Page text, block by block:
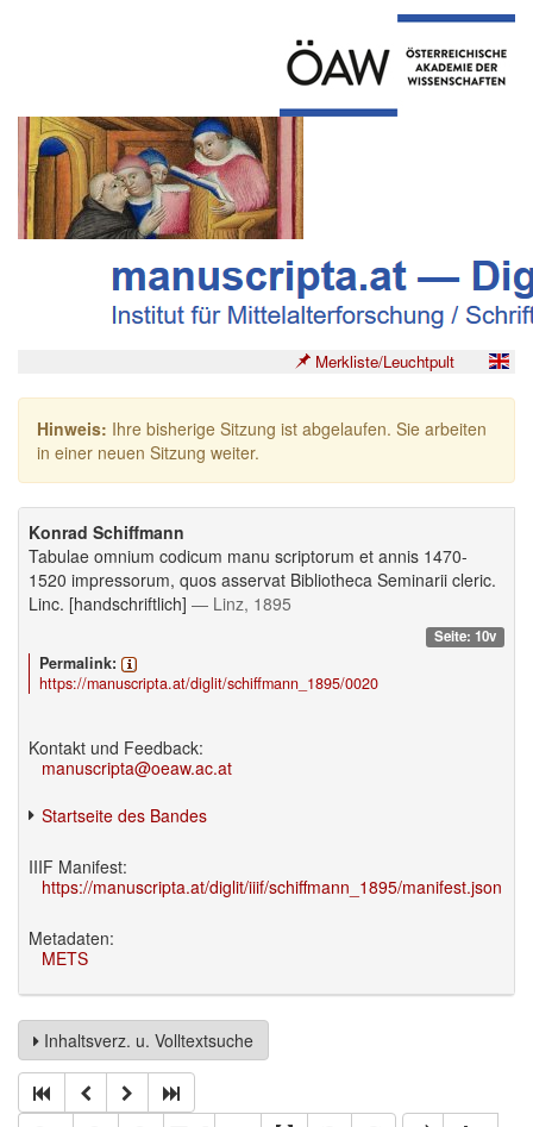
Merkliste/Leuchtpult
Hinweis: Ihre bisherige Sitzung ist abgelaufen. Sie arbeiten
in einer neuen Sitzung weiter.
Konrad Schiffmann
Tabulae omnium codicum manu scriptorum et annis 1470-
1520 impressorum, quos asservat Bibliotheca Seminarii cleric.
Linc. [handschriftlich] — Linz, 1895
Seite: 10v
Permalink:
https://manuscripta.at/diglit/schiffmann_1895/0020
Kontakt und Feedback:
manuscripta@oeaw.ac.at
Startseite des Bandes
IIIF Manifest:
https://manuscripta.at/diglit/iiif/schiffmann_1895/manifest.json
Metadaten:
METS
Inhaltsverz. u. Volltextsuche